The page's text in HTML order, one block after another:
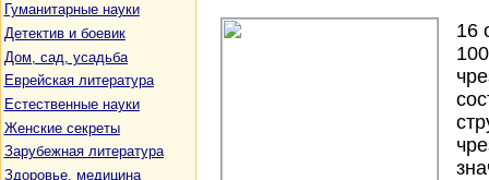
Гуманитарные науки
Детектив и боевик
Дом, сад, усадьба
Еврейская литература
Естественные науки
Женские секреты
Зарубежная литература
Здоровье, медицина
16